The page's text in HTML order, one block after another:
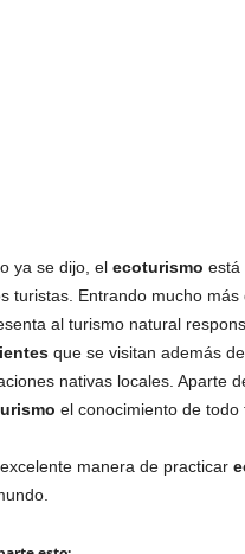
ya se dijo, el ecoturismo está
turistas. Entrando mucho
al turismo natural
que se visitan además
nativas locales. Aparte
el conocimiento de todo
manera de practicar